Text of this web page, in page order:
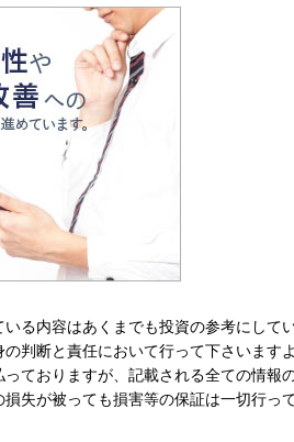
る内容はあくまでも投資の参考にして
判断と責任において行って下さいます
ておりますが、記載される全ての情報
失が被っても損害等の保証は一切行っ